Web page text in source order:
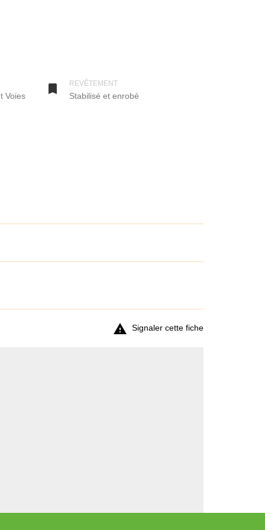
: points d'eau, toilettes, abris,....),
Voies
 REVÊTEMENT
Stabilisé et enrobé
 Signaler cette fiche